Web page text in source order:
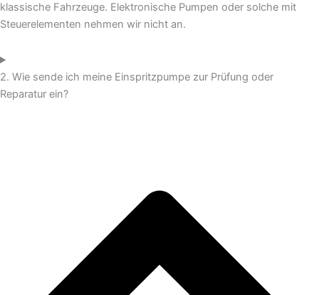
klassische Fahrzeuge. Elektronische Pumpen oder solche mit
Steuerelementen nehmen wir nicht an.
2. Wie sende ich meine Einspritzpumpe zur Prüfung oder
Reparatur ein?